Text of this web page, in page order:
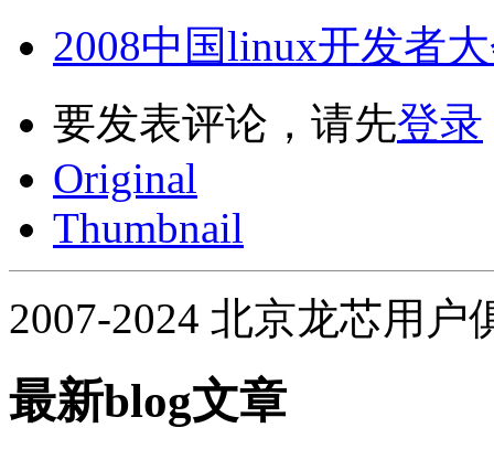
2008中国linux开发者
要发表评论，请先登录
Original
Thumbnail
2007-2024 北京龙芯用户
最新blog文章